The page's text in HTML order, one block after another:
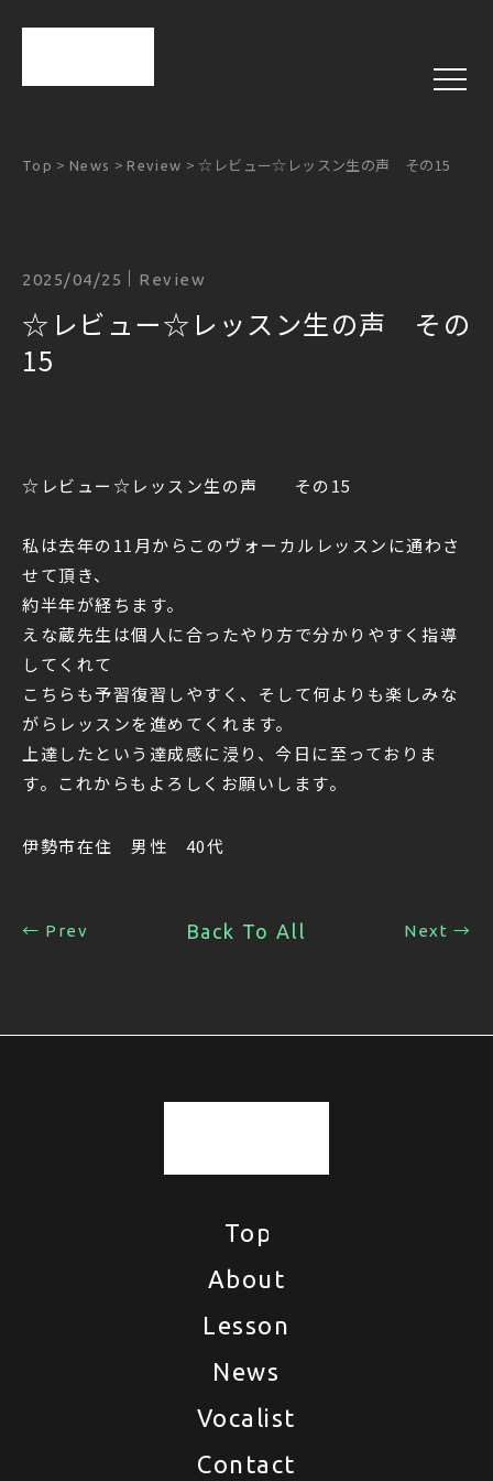
Top >News >Review > ☆レビュー☆レッスン生の声 その15
2025/04/25 Review
☆レビュー☆レッスン生の声 その
15
☆レビュー☆レッスン生の声 その15
私は去年の11月からこのヴォーカルレッスンに通わさ
せて頂き、
約半年が経ちます。
えな蔵先生は個人に合ったやり方で分かりやすく指導
してくれて
こちらも予習復習しやすく、そして何よりも楽しみな
がらレッスンを進めてくれます。
上達したという達成感に浸り、今日に至っておりま
す。これからもよろしくお願いします。
伊勢市在住 男性 40代
← Prev Back To All Next →
Top
About
About
Lesson
Lesson
News
News
Vocalist
Vocalist
Contact
Contact